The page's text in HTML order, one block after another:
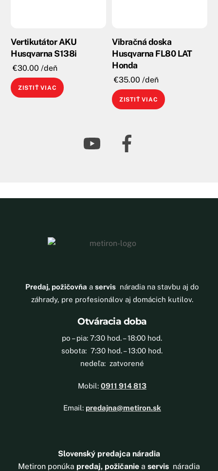
Vertikutátor AKU
Husqvarna S138i
€30.00 /deň
ZISTIŤ VIAC
Vibračná doska
Husqvarna FL80 LAT
Honda
€35.00 /deň
ZISTIŤ VIAC
Predaj, požičovňa a servisnáradia na stavbu aj do
záhrady, pre profesionálov aj domácich kutilov.
Otváracia doba
po – pia: 7:30 hod. – 18:00 hod.
sobota: 7:30 hod. – 13:00 hod.
nedeľa: zatvorené
Mobil: 0911 914 813
Email: predajna@metiron.sk
Slovenský predajca náradia
Metiron ponúka predaj, požičanie a servis náradia